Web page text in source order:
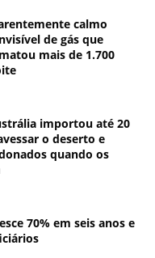
calmo
de gás que
mais de 1.700
importou até 20
o deserto e
quando os
70% em seis anos e